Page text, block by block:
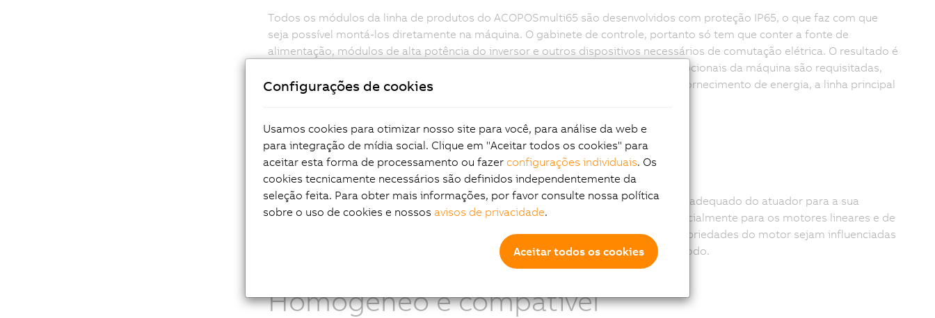
Todos os módulos da linha de produtos do ACOPOSmulti65 são desenvolvidos com proteção IP65, o que faz com que
seja possível montá-los diretamente na máquina. O gabinete de controle, portanto só tem que conter a fonte de
alimentação, módulos de alta potência do inversor e outros dispositivos necessários de comutação elétrica. O resultado é
uma aplicação muito mais fácil de arquiteturas modulares. Quando as funções opcionais da máquina são requisitadas,
elas podem facilmente ser conectadas, com o dimensionamento necessário de fornecimento de energia, a linha principal
Seleção de motor livre
Uma vez que o inversor é separado do motor, o usuário é livre de escolher o mais adequado do atuador para a sua
solução de acionamento. Este é provavelmente o melhor tipo de instalação, especialmente para os motores lineares e de
torque que estão se tornando cada vez mais prevalentes. Isso impede que as propriedades do motor sejam influenciadas
negativamente, e as dinâmicas máximas possíveis permaneçam disponíveis em todo.
Homogêneo e compatível
Configurações de cookies
Usamos cookies para otimizar nosso site para você, para análise da web e
para integração de mídia social. Clique em "Aceitar todos os cookies" para
aceitar esta forma de processamento ou fazer configurações individuais. Os
cookies tecnicamente necessários são definidos independentemente da
seleção feita. Para obter mais informações, por favor consulte nossa política
sobre o uso de cookies e nossos avisos de privacidade.
Aceitar todos os cookies